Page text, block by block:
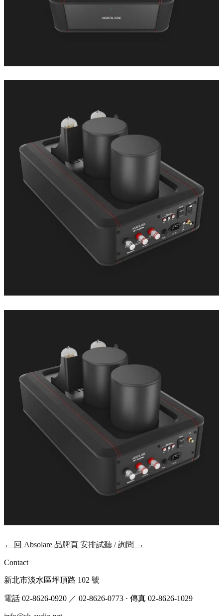
← 回 Absolare 品牌頁 安排試聽 / 詢問 →
Contact
新北市淡水區坪頂路 102 號
電話 02-8626-0920 ／ 02-8626-0773 · 傳真 02-8626-1029